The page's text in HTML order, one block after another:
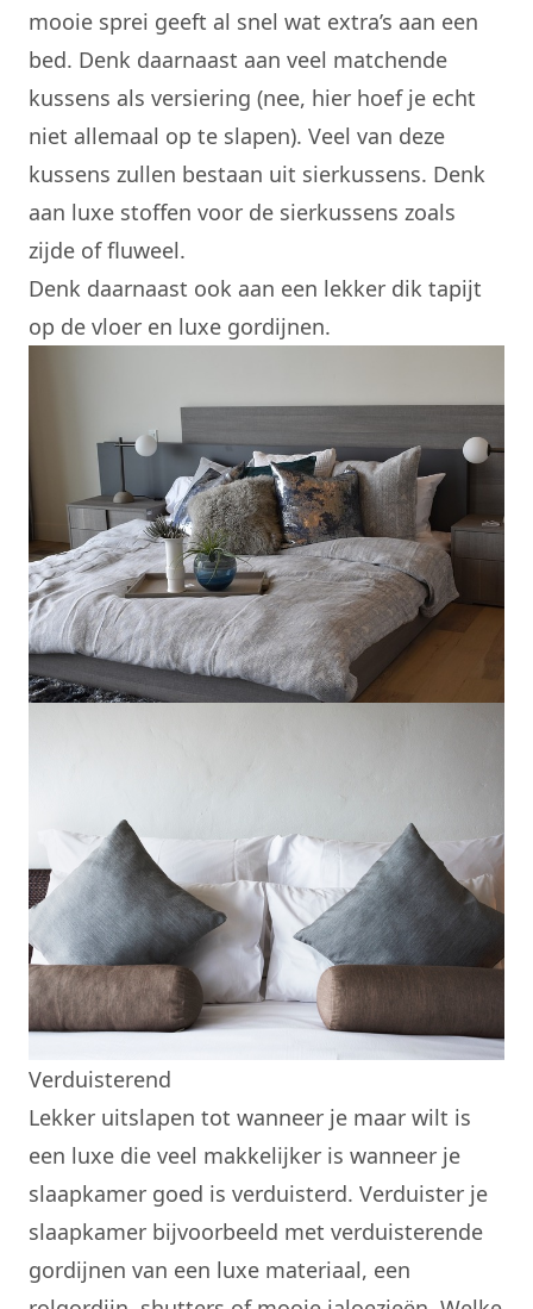
mooie sprei geeft al snel wat extra’s aan een
bed. Denk daarnaast aan veel matchende
kussens als versiering (nee, hier hoef je echt
niet allemaal op te slapen). Veel van deze
kussens zullen bestaan uit sierkussens. Denk
aan luxe stoffen voor de sierkussens zoals
zijde of fluweel.
Denk daarnaast ook aan een lekker dik tapijt
op de vloer en luxe gordijnen.
Verduisterend
Lekker uitslapen tot wanneer je maar wilt is
een luxe die veel makkelijker is wanneer je
slaapkamer goed is verduisterd. Verduister je
slaapkamer bijvoorbeeld met verduisterende
gordijnen van een luxe materiaal, een